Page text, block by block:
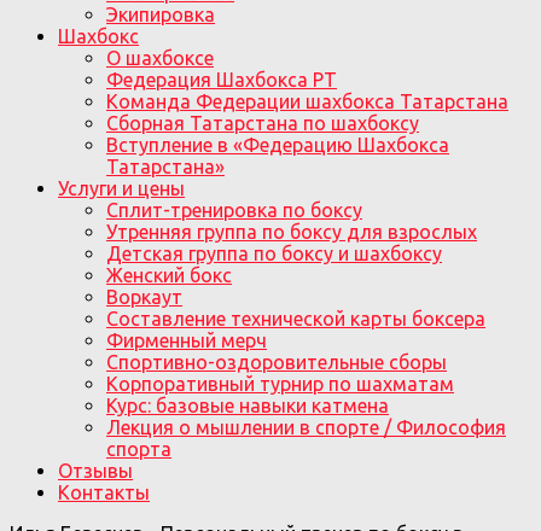
Экипировка
Шахбокс
О шахбоксе
Федерация Шахбокса РТ
Команда Федерации шахбокса Татарстана
Сборная Татарстана по шахбоксу
Вступление в «Федерацию Шахбокса
Татарстана»
Услуги и цены
Сплит-тренировка по боксу
Утренняя группа по боксу для взрослых
Детская группа по боксу и шахбоксу
Женский бокс
Воркаут
Составление технической карты боксера
Фирменный мерч
Спортивно-оздоровительные сборы
Корпоративный турнир по шахматам
Курс: базовые навыки катмена
Лекция о мышлении в спорте / Философия
спорта
Отзывы
Контакты